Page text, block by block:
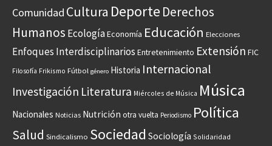
Comunidad Cultura Deporte Derechos
Humanos EcologíaEconomía Educación Elecciones
Enfoques Interdisciplinarios Entretenimiento Extensión FIC
Filosofía Frikismo Fútbol género Historia Internacional
Investigación Literatura Miércoles de Música Música
Nacionales Noticias Nutrición otra vuelta Periodismo Política
Salud Sindicalismo Sociedad Sociología Solidaridad